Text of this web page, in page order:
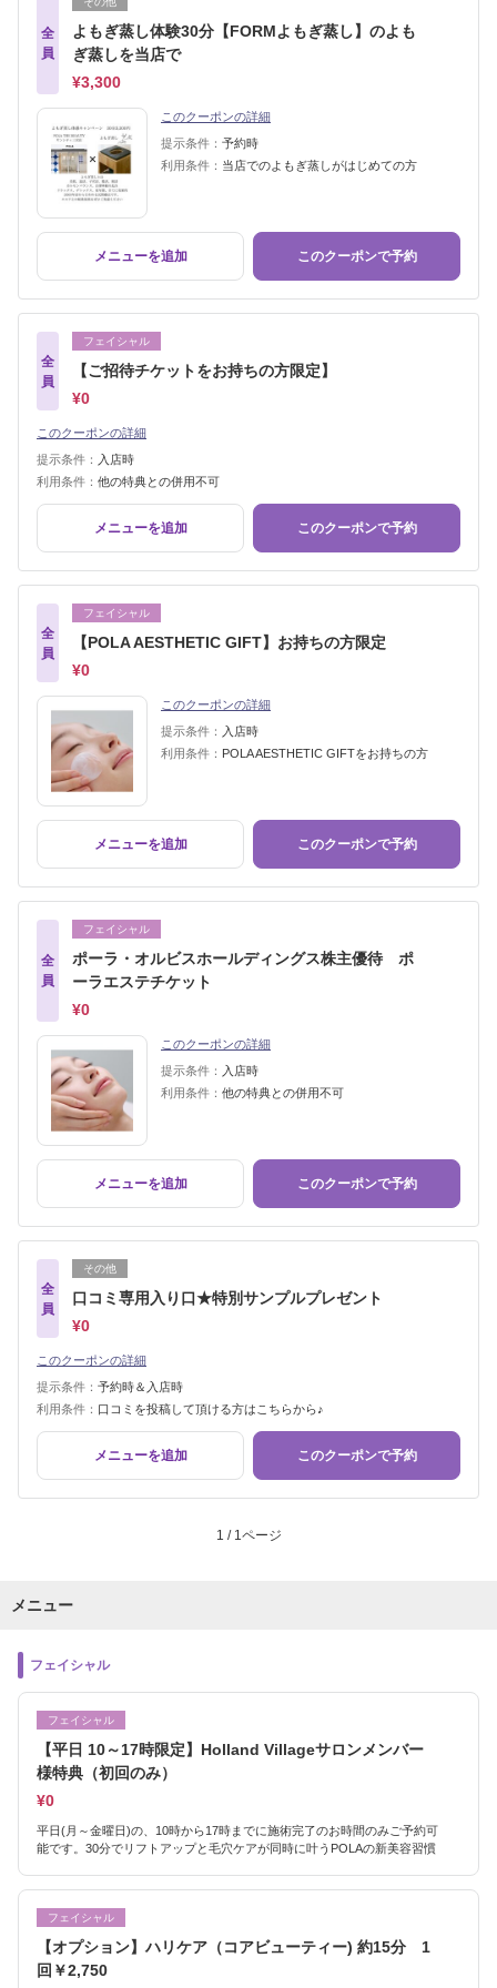
全
員
よもぎ蒸し体験30分【FORMよもぎ蒸し】のよも
ぎ蒸しを当店で
¥3,300
このクーポンの詳細
提示条件： 予約時
利用条件： 当店でのよもぎ蒸しがはじめての方
メニューを追加 このクーポンで予約
全
員
フェイシャル
【ご招待チケットをお持ちの方限定】
¥0
このクーポンの詳細
提示条件：
入店時
利用条件： 他の特典との併用不可
メニューを追加 このクーポンで予約
全
員
フェイシャル
【POLA AESTHETIC GIFT】お持ちの方限定
¥0
このクーポンの詳細
提示条件：
入店時
利用条件： POLA AESTHETIC GIFTをお持ちの方
メニューを追加 このクーポンで予約
全
員
フェイシャル
ポーラ・オルビスホールディングス株主優待 ポ
ーラエステチケット
¥0
このクーポンの詳細
提示条件：
入店時
利用条件： 他の特典との併用不可
メニューを追加 このクーポンで予約
全
員
その他
口コミ専用入り口★特別サンプルプレゼント
¥0
このクーポンの詳細
提示条件： 予約時＆入店時
利用条件： 口コミを投稿して頂ける方はこちらから♪
メニューを追加 このクーポンで予約
1 / 1ページ
メニュー
フェイシャル
フェイシャル
【平日 10～17時限定】Holland Villageサロンメンバー
様特典（初回のみ）
¥0
平日(月～金曜日)の、10時から17時までに施術完了のお時間のみご予約可
能です。30分でリフトアップと毛穴ケアが同時に叶うPOLAの新美容習慣
フェイシャル
【オプション】ハリケア（コアビューティー) 約15分 1
回￥2,750